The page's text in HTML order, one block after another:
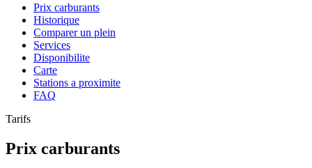
Prix carburants
Historique
Comparer un plein
Services
Disponibilite
Carte
Stations a proximite
FAQ
Tarifs
Prix carburants